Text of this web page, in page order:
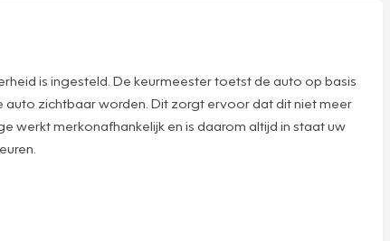
is ingesteld. De keurmeester toetst de auto op basis
auto zichtbaar worden. Dit zorgt ervoor dat dit niet meer
werkt merkonafhankelijk en is daarom altijd in staat uw